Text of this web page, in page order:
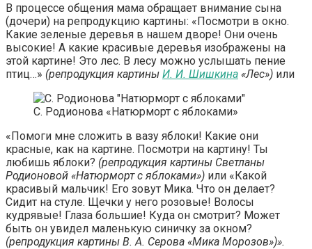
В процессе общения мама обращает внимание сына
(дочери) на репродукцию картины: «Посмотри в окно.
Какие зеленые деревья в нашем дворе! Они очень
высокие! А какие красивые деревья изображены на
этой картине! Это лес. В лесу можно услышать пение
птиц…» (репродукция картины И. И. Шишкина «Лес») или
С. Родионова «Натюрморт с яблоками»
«Помоги мне сложить в вазу яблоки! Какие они
красные, как на картине. Посмотри на картину! Ты
любишь яблоки? (репродукция картины Светланы
Родионовой «Натюрморт с яблоками») или «Какой
красивый мальчик! Его зовут Мика. Что он делает?
Сидит на стуле. Щечки у него розовые! Волосы
кудрявые! Глаза большие! Куда он смотрит? Может
быть он увидел маленькую синичку за окном?
(репродукция картины В. А. Серова «Мика Морозов»)».